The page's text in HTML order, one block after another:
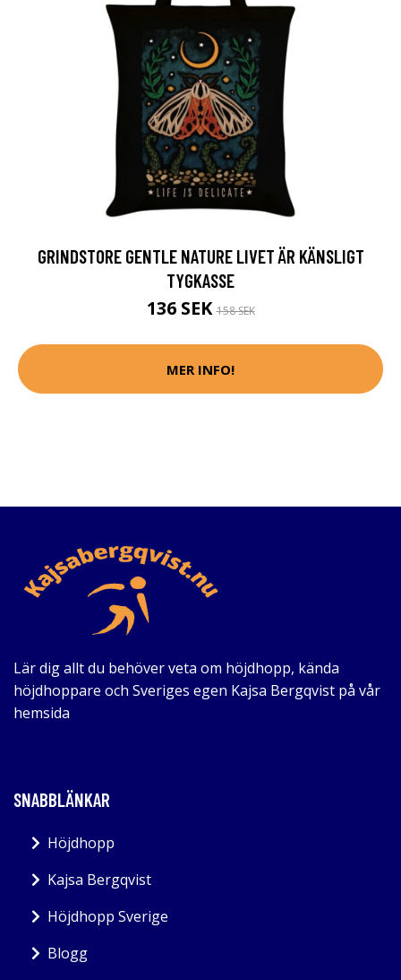
GRINDSTORE GENTLE NATURE LIVET ÄR KÄNSLIGT
TYGKASSE
136 SEK158 SEK
MER INFO!
Lär dig allt du behöver veta om höjdhopp, kända
höjdhoppare och Sveriges egen Kajsa Bergqvist på vår
hemsida
SNABBLÄNKAR
Höjdhopp
Kajsa Bergqvist
Höjdhopp Sverige
Blogg